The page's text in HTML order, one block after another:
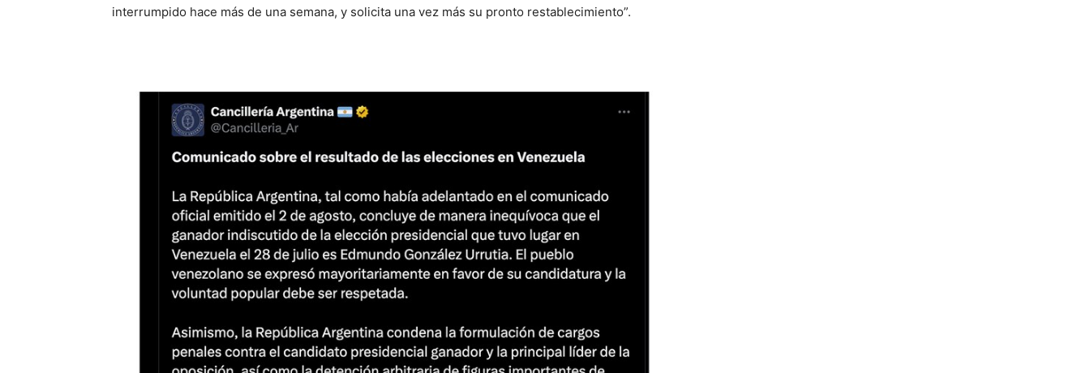
interrumpido hace más de una semana, y solicita una vez más su pronto restablecimiento”.